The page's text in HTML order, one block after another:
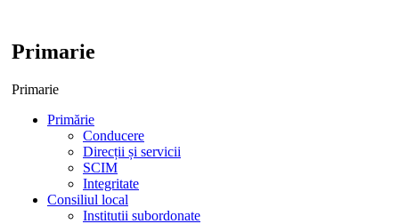
Primarie
Primarie
Primărie
Conducere
Direcții și servicii
SCIM
Integritate
Consiliul local
Institutii subordonate